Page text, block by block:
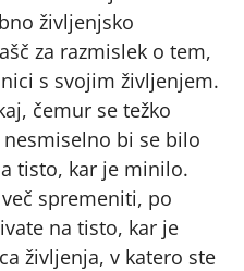
življenjsko
za razmislek o tem,
s svojim življenjem.
čemur se težko
bi se bilo
tisto, kar je minilo.
spremeniti, po
na tisto, kar je
življenja, v katero ste